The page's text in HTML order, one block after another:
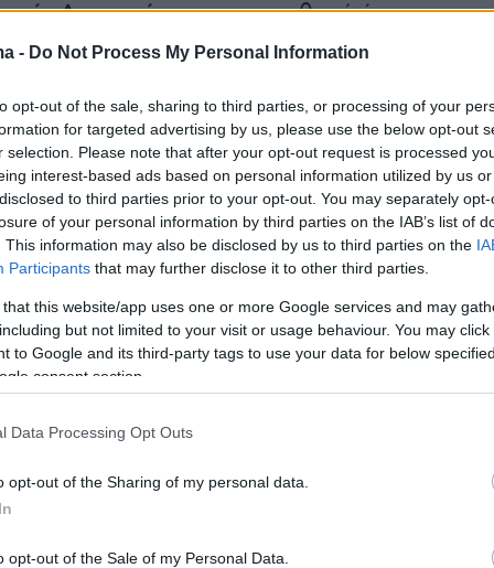
- Do Not Process My Personal Information
opt-out of the sale, sharing to third parties, or processing of your
for targeted advertising by us, please use the below opt-out
selection. Please note that after your opt-out request is processed
interest-based ads based on personal information utilized by us
to third parties prior to your opt-out. You may separately
of your personal information by third parties on the IAB’s list of
This information may also be disclosed by us to third parties on the
Participants that may further disclose it to other third parties.
that this website/app uses one or more Google services and may
but not limited to your visit or usage behaviour. You may
to Google and its third-party tags to use your data for below
consent section.
Data Processing Opt Outs
opt-out of the Sharing of my personal data.
opt-out of the Sale of my Personal Data.
Δικαιοσύνηςγια την πιθανή άσκηση
σε αυτά βρίσκονται τέσσερις πιθανές
ότι παρέσχε βοήθεια και
μετείχαν σε εξέγερση.
Δικαιοσύνης διεξάγει τη δική του έρευνα για
6ης Ιανουαρίου στο Καπιτώλιο , που άφησε
νεκρούς.
αυτήν την έκθεση, παρακαλούμε να
ο αντιπρόεδροςΜάικ Πενςμαζί με
αξιωματούχους που περιέβαλλαν
τμήματα του σχεδίου του Τραμπ που είχε
οι εκλογές", γράφει η αντιπρόεδρος της
Λιζ Τσέινι, στον πρόλογο της